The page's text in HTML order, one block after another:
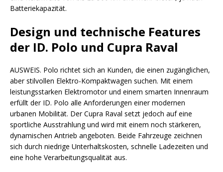
Batteriekapazität.
Design und technische Features
der ID. Polo und Cupra Raval
AUSWEIS. Polo richtet sich an Kunden, die einen zugänglichen,
aber stilvollen Elektro-Kompaktwagen suchen. Mit einem
leistungsstarken Elektromotor und einem smarten Innenraum
erfüllt der ID. Polo alle Anforderungen einer modernen
urbanen Mobilität. Der Cupra Raval setzt jedoch auf eine
sportliche Ausstrahlung und wird mit einem noch stärkeren,
dynamischen Antrieb angeboten. Beide Fahrzeuge zeichnen
sich durch niedrige Unterhaltskosten, schnelle Ladezeiten und
eine hohe Verarbeitungsqualität aus.